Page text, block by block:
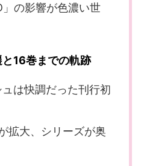
の影響が色濃い世
16巻までの軌跡
は快調だった刊行初
拡大、シリーズが奥